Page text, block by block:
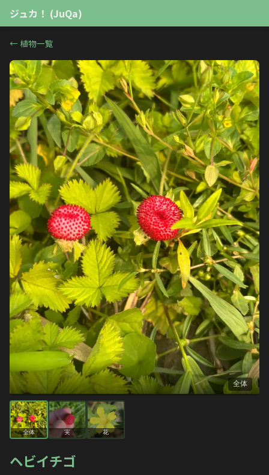
ジュカ！ (JuQa)
← 植物一覧
全体
全体 実 花
ヘビイチゴ